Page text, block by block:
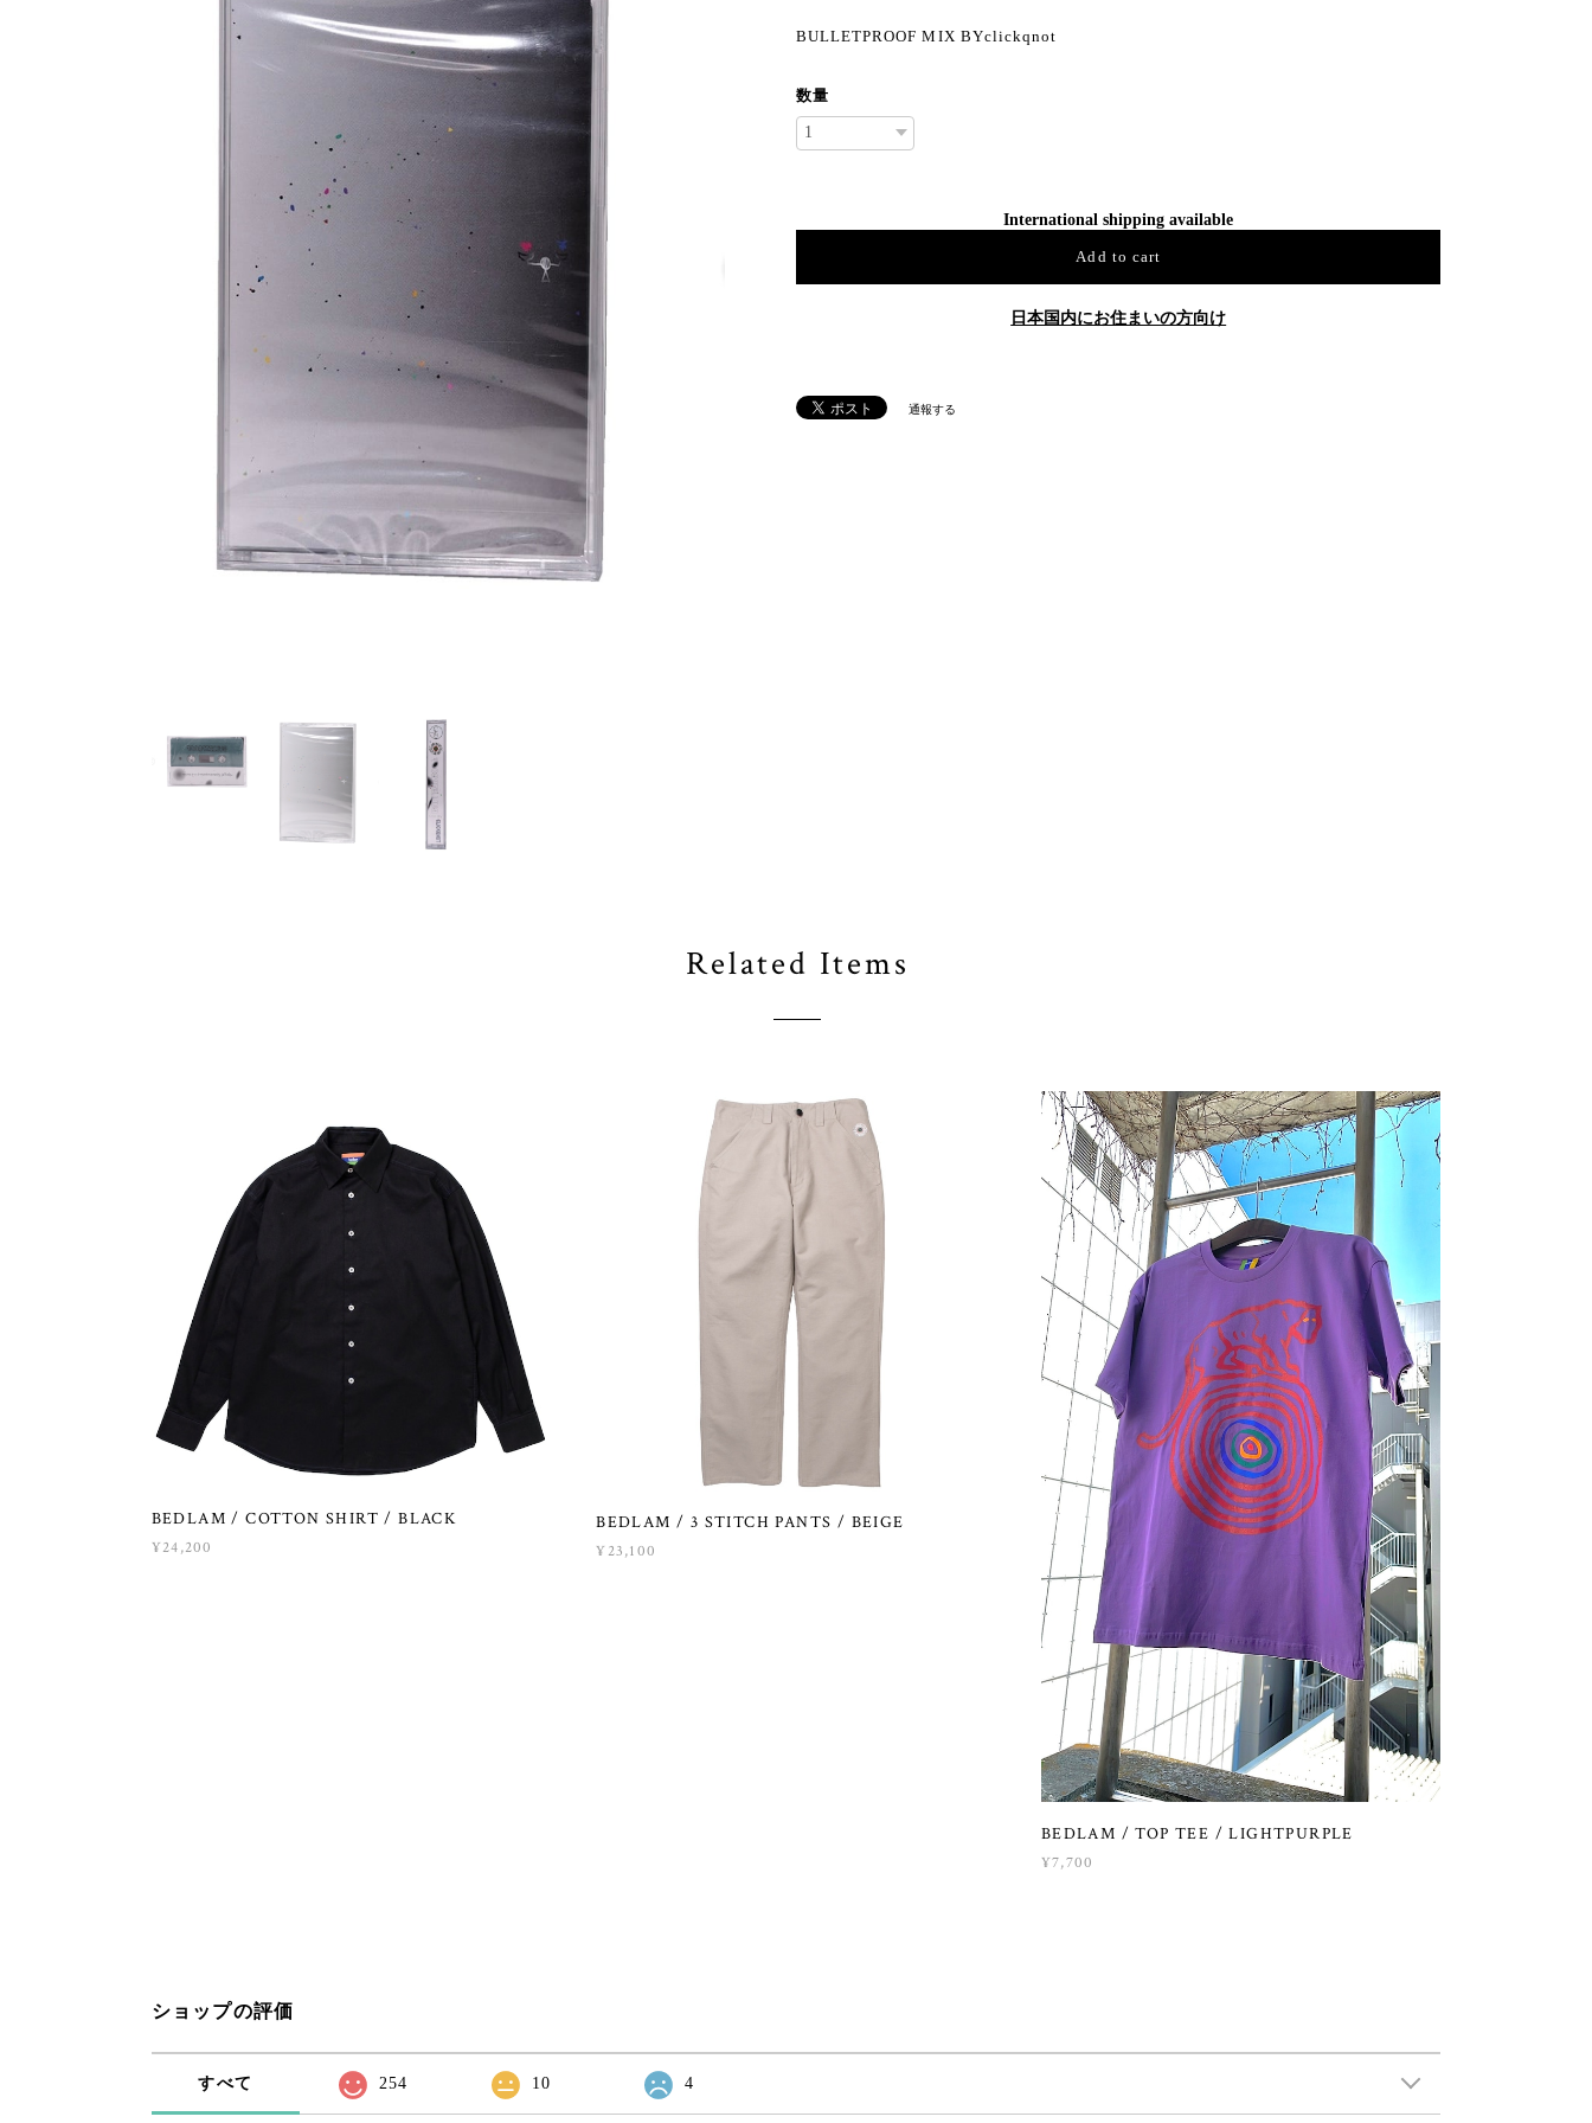
BULLETPROOF MIX BYclickqnot
数量
International shipping available
Add to cart
日本国内にお住まいの方向け
通報する
Related Items
BEDLAM / COTTON SHIRT / BLACK
¥24,200
BEDLAM / 3 STITCH PANTS / BEIGE
¥23,100
BEDLAM / TOP TEE / LIGHTPURPLE
¥7,700
ショップの評価
すべて 254 10 4